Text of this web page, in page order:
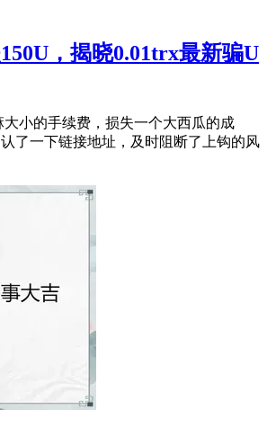
，揭晓0.01trx最新骗U
小的手续费，损失一个大西瓜的成
了一下链接地址，及时阻断了上钩的风